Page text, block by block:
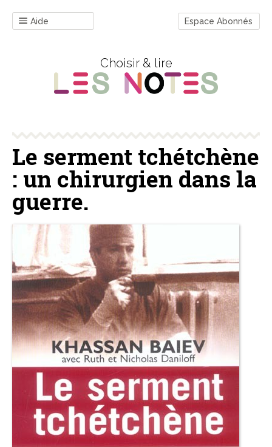
Aide Espace Abonnés
Choisir & lire
Le serment tchétchène
: un chirurgien dans la
guerre.